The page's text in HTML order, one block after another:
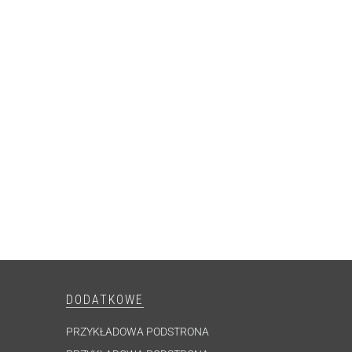
DODATKOWE
PRZYKŁADOWA PODSTRONA